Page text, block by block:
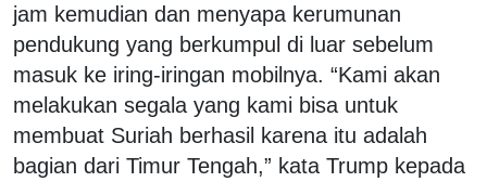
jam kemudian dan menyapa kerumunan
pendukung yang berkumpul di luar sebelum
masuk ke iring-iringan mobilnya. “Kami akan
melakukan segala yang kami bisa untuk
membuat Suriah berhasil karena itu adalah
bagian dari Timur Tengah,” kata Trump kepada